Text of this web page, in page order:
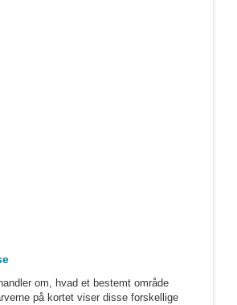
om, hvad et bestemt område
på kortet viser disse forskellige